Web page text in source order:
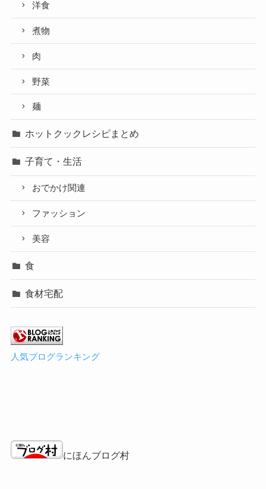
洋食
煮物
肉
野菜
麺
ホットクックレシピまとめ
子育て・生活
おでかけ関連
ファッション
美容
食
食材宅配
人気ブログランキング
にほんブログ村